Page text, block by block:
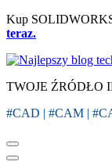
Kup
teraz.
TWOJE ŹRÓDŁO
#CAD | #CAM |